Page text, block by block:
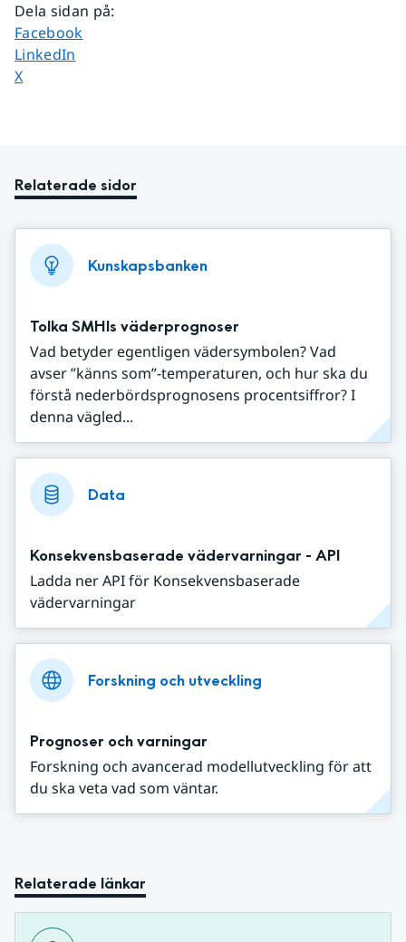
Dela sidan på:
Dela sidan på
Facebook
Dela sidan på
LinkedIn
Dela sidan på
X
Relaterade sidor
Kunskapsbanken
Tolka SMHIs väderprognoser
Vad betyder egentligen vädersymbolen? Vad
avser ”känns som”-temperaturen, och hur ska du
förstå nederbördsprognosens procentsiffror? I
denna vägled...
Data
Konsekvensbaserade vädervarningar - API
Ladda ner API för Konsekvensbaserade
vädervarningar
Forskning och utveckling
Prognoser och varningar
Forskning och avancerad modellutveckling för att
du ska veta vad som väntar.
Relaterade länkar